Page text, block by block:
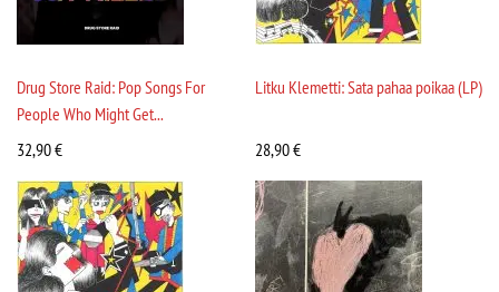
Drug Store Raid: Pop Songs For
People Who Might Get...
32,90€
Litku Klemetti: Sata pahaa poikaa (LP)
28,90€